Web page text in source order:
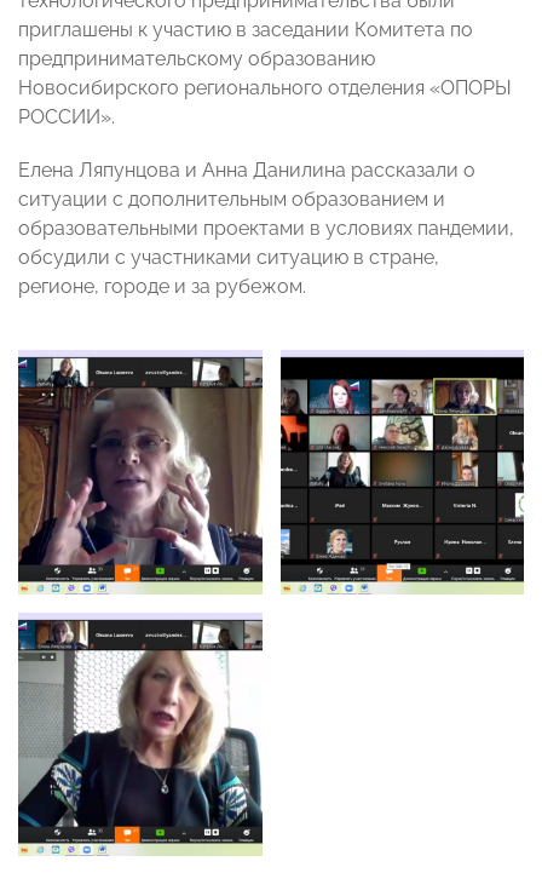
приглашены к участию в заседании Комитета по
предпринимательскому образованию
Новосибирского регионального отделения «ОПОРЫ
РОССИИ».
Елена Ляпунцова и Анна Данилина рассказали о
ситуации с дополнительным образованием и
образовательными проектами в условиях пандемии,
обсудили с участниками ситуацию в стране,
регионе, городе и за рубежом.